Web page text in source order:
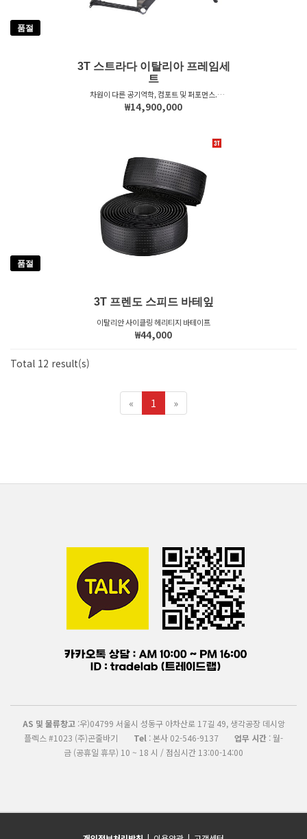
품절
3T 스트라다 이탈리아 프레임세
트
차원이 다른 공기역학, 컴포트 및 퍼포먼스.
Handmade in Italia
₩14,900,000
품절
3T 프렌도 스피드 바테잎
이탈리안 사이클링 헤리티지 바테이프
₩44,000
Total 12 result(s)
« 1 »
AS 및 물류창고:우)04799 서울시 성동구 아차산로 17길 49, 생각공장 데시앙
플렉스 #1023 (주)곤줄바기
Tel : 본사 02-546-9137 업무 시간 : 월-
금 (공휴일 휴무) 10 ~ 18 시 / 점심시간 13:00-14:00